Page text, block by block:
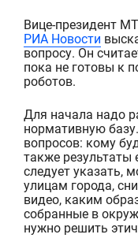
Вице-президент
РИА Новости
вопросу. Он
пока не готовы к
роботов.
Для начала надо
нормативную базу
вопросов: кому
также результаты
следуетуказать,
улицам города,
видео, каким
собранные в
нужно решить